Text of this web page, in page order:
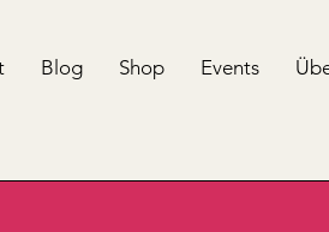
Blog Shop Events